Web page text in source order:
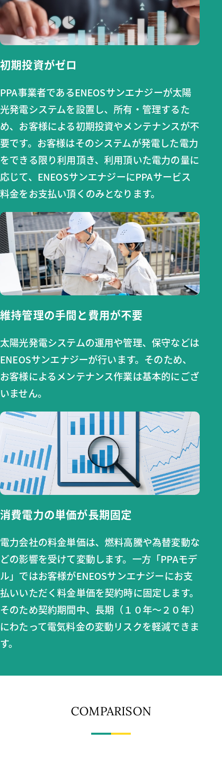
初期投資がゼロ
PPA事業者であるENEOSサンエナジーが太陽
光発電システムを設置し、所有・管理するた
め、お客様による初期投資やメンテナンスが不
要です。お客様はそのシステムが発電した電力
をできる限り利用頂き、利用頂いた電力の量に
応じて、ENEOSサンエナジーにPPAサービス
料金をお支払い頂くのみとなります。
維持管理の手間と費用が不要
太陽光発電システムの運用や管理、保守などは
ENEOSサンエナジーが行います。そのため、
お客様によるメンテナンス作業は基本的にござ
いません。
消費電力の単価が長期固定
電力会社の料金単価は、燃料高騰や為替変動な
どの影響を受けて変動します。一方「PPAモデ
ル」ではお客様がENEOSサンエナジーにお支
払いいただく料金単価を契約時に固定します。
そのため契約期間中、長期（１０年～２０年）
にわたって電気料金の変動リスクを軽減できま
す。
COMPARISON